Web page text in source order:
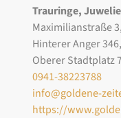
Trauringe,
Maximilianstraße
Hinterer Anger
Oberer Stadtplatz
0941-38223788
info@goldene-
https://